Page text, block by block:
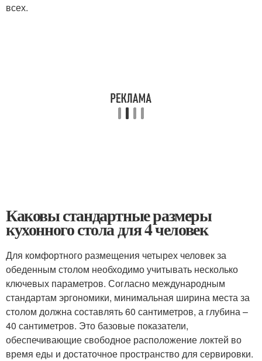
всех.
Каковы стандартные размеры
кухонного стола для 4 человек
Для комфортного размещения четырех человек за
обеденным столом необходимо учитывать несколько
ключевых параметров. Согласно международным
стандартам эргономики, минимальная ширина места за
столом должна составлять 60 сантиметров, а глубина –
40 сантиметров. Это базовые показатели,
обеспечивающие свободное расположение локтей во
время еды и достаточное пространство для сервировки.